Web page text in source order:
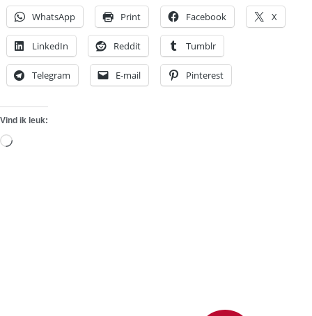
WhatsApp Print Facebook X
LinkedIn Reddit Tumblr
Telegram E-mail Pinterest
Vind ik leuk:
Aan